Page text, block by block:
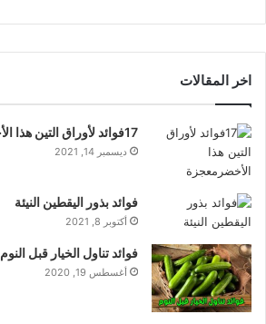
اخر المقالات
17فوائد لأوراق التين هذا الأخضر معجزة
ديسمبر 14, 2021
فوائد بذور اليقطين النيئة
أكتوبر 8, 2021
فوائد تناول الخيار قبل النوم
أغسطس 19, 2020